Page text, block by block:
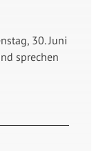
30. Juni
sprechen